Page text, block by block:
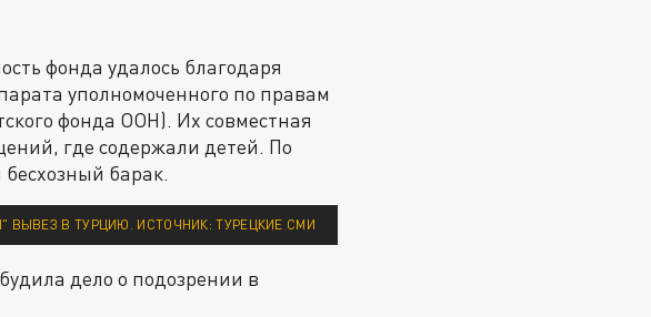
фонда удалось благодаря
уполномоченного по правам
фонда ООН). Их совместная
где содержали детей. По
барак.
ВЫВЕЗ В ТУРЦИЮ. ИСТОЧНИК: ТУРЕЦКИЕ СМИ
дело о подозрении в